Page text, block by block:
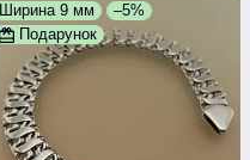
Ширина 9 мм
–5%
Подарунок